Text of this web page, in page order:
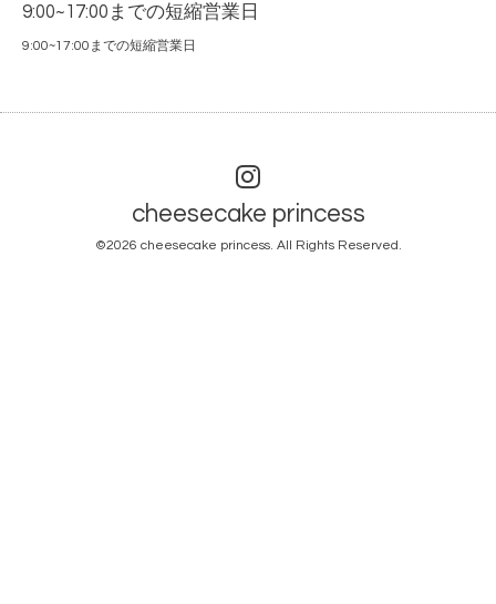
9:00~17:00までの短縮営業日
9:00~17:00までの短縮営業日
cheesecake princess
©2026 cheesecake princess. All Rights Reserved.